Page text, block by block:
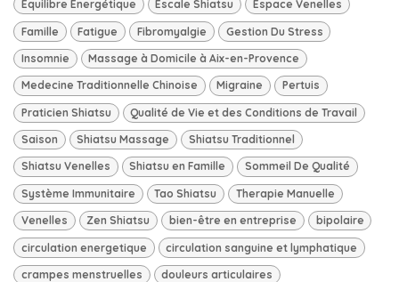
Equilibre Énergétique Escale Shiatsu Espace Venelles
Famille Fatigue Fibromyalgie Gestion Du Stress
Insomnie Massage à Domicile à Aix-en-Provence
Medecine Traditionnelle Chinoise Migraine Pertuis
Praticien Shiatsu Qualité de Vie et des Conditions de Travail
Saison Shiatsu Massage Shiatsu Traditionnel
Shiatsu Venelles Shiatsu en Famille Sommeil De Qualité
Système Immunitaire Tao Shiatsu Therapie Manuelle
Venelles Zen Shiatsu bien-être en entreprise bipolaire
circulation energetique circulation sanguine et lymphatique
crampes menstruelles douleurs articulaires